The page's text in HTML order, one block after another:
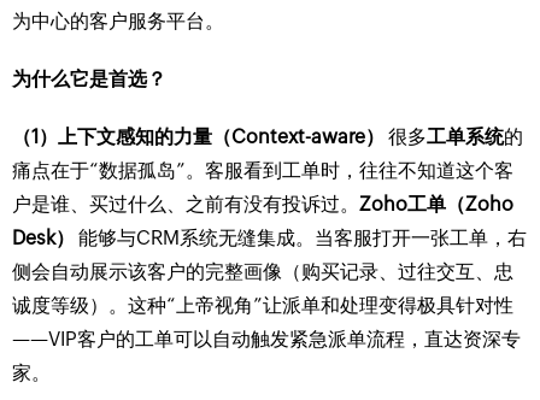
为中心的客户服务平台。
为什么它是首选？
（1）上下文感知的力量（Context-aware） 很多工单系统的
痛点在于“数据孤岛”。客服看到工单时，往往不知道这个客
户是谁、买过什么、之前有没有投诉过。 Zoho工单（Zoho
Desk）
能够与CRM系统无缝集成。当客服打开一张工单，右
侧会自动展示该客户的完整画像（购买记录、过往交互、忠
诚度等级）。这种“上帝视角”让派单和处理变得极具针对性
——VIP客户的工单可以自动触发紧急派单流程，直达资深专
家。